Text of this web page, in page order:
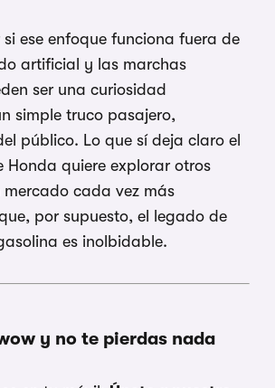
ese enfoque funciona fuera de
artificial y las marchas
ser una curiosidad
simple truco pasajero,
público. Lo que sí deja claro el
Honda quiere explorar otros
mercado cada vez más
por supuesto, el legado de
es inolbidable.
y no te pierdas nada